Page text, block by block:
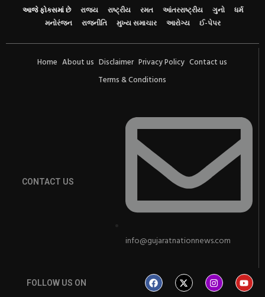
આજે ફોકસમાં છે રાજ્ય રાષ્ટ્રીય રમત આંતરરાષ્ટ્રીય ગુનો
ધર્મ
મનોરંજન
રાજનીતિ મુખ્ય સમાચાર આરોગ્ય ઈ-પેપર
Home About us Disclaimer Privacy Policy Contact us
Terms & Conditions
CONTACT US
info@gujaratnationnews.com
FOLLOW US ON